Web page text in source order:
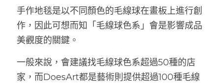
手作地毯是以不同顏色的毛線球在畫板上進行創
作，因此可想而知「毛線球色系」會是影響成品
美觀度的關鍵。
一般來說，會建議找毛線球色系超過50種的店
家，而DoesArt都是藝術則提供超過100種毛線